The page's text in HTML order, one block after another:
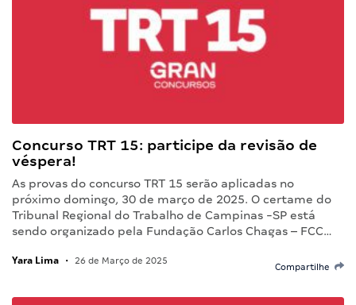
Concurso TRT 15: participe da revisão de
véspera!
As provas do concurso TRT 15 serão aplicadas no
próximo domingo, 30 de março de 2025. O certame do
Tribunal Regional do Trabalho de Campinas -SP está
sendo organizado pela Fundação Carlos Chagas – FCC…
Yara Lima • 26 de Março de 2025
Compartilhe